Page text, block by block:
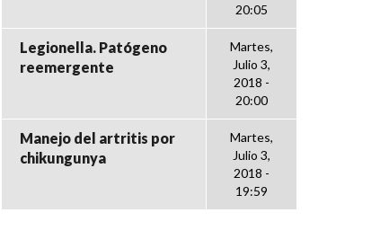
20:05
Legionella. Patógeno
reemergente
Martes,
Julio 3,
2018 -
20:00
Manejo del artritis por
chikungunya
Martes,
Julio 3,
2018 -
19:59